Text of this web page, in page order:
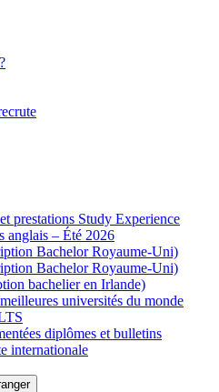
prestations Study Experience
anglais – Été 2026
Bachelor Royaume-Uni)
Bachelor Royaume-Uni)
bachelier en Irlande)
universités du monde
diplômes et bulletins
internationale